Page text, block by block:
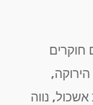
חוקרים
אשכול, נווה